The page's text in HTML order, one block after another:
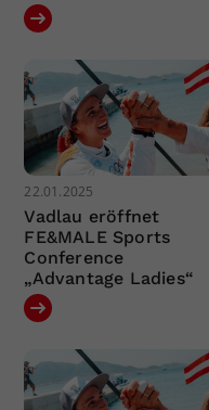
22.01.2025
Vadlau eröffnet
FE&MALE Sports
Conference
„Advantage Ladies“